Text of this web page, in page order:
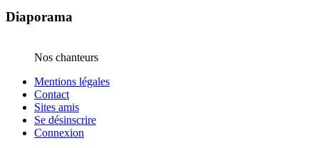
Diaporama
Nos chanteurs
Mentions légales
Contact
Sites amis
Se désinscrire
Connexion